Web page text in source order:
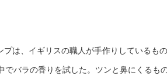
は、イギリスの職人が手作りしているも
バラの香りを試した。ツンと鼻にくるも